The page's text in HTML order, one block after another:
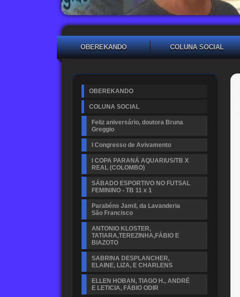
OBEREKANDO COLUNA SOCIAL
OBEREKANDO
COLUNA SOCIAL
Feliz aniversário, doutora Bruna
Greggio
I Congresso de Avivamento
I COPA PARANÁ AQUARIUS/TB X
REAL (COLOMBO)
SÁBADO ESPORTIVO NO FUTSAL
FEMININO - TB 11 x 1
Parabéns Jamil, da Lavanderia
São Francisco
ANTONIO KLOSTER,
TATIARA,TEREZINHA,FÁBIO E
BIAZOTO
SABRINA DESPLANCHER,
ELAINE, LIZA, E CHARLENS
ELLEN HOBAN, TIAGO H., ANDRÉ
E LETICIA, FÁBIO ODIR